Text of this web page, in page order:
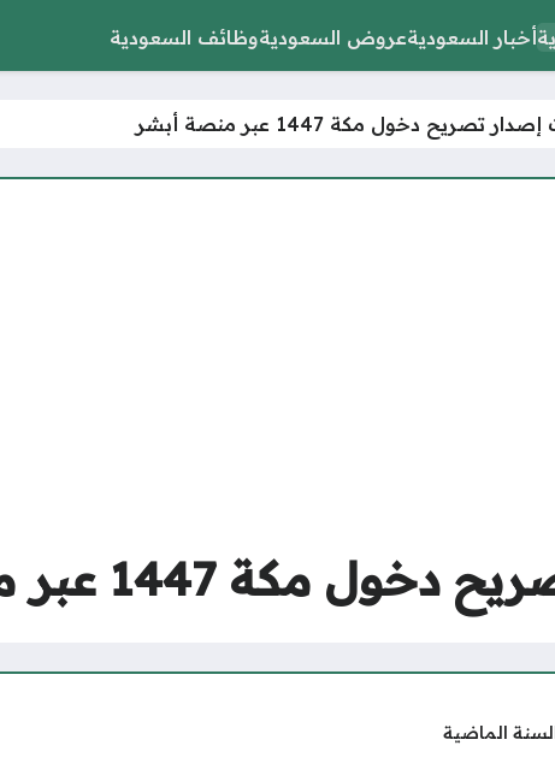
أخبار السعوديةعروض السعوديةوظائف السعودية
تصريح دخول مكة 1447 عبر منصة أبشر
1447 عبر منصة أبشر
الماضية